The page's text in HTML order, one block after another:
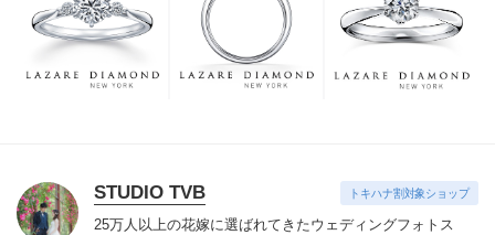
わらないワン＆オンリーの輝きを幸せの象徴として、い
つも、ずっと、身に着けていただくことです。
STUDIO TVB トキハナ割対象ショップ
25万人以上の花嫁に選ばれてきたウェディングフォトス